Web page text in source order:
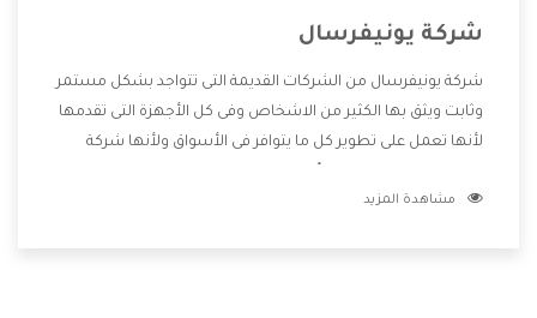
شركة يونيفرسال
شركة يونيفرسال من الشركات القديمة التى تتواجد بشكل مستمر
وثابت ويثق بها الكثير من الاشخاص وفى كل الأجهزة التى تقدمها
لأنها تعمل على تطوير كل ما يتوافر فى الأسواق ولأنها شركة
وتقدم للعملاء أقوى العروض والخصومات التى تسهل على
مشاهدة المزيد